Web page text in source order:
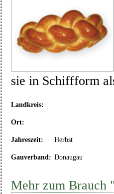
sie in Schiffform
Landkreis:
Ort:
Jahreszeit: Herbst
Gauverband: Donaugau
Mehr zum Brauch